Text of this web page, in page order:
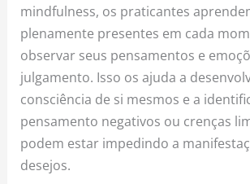
mindfulness, os praticantes
plenamente presentes em cada
observar seus pensamentos e
julgamento. Isso os ajuda a
consciência de si mesmos e a
pensamento negativos ou crenças
podem estar impedindo a
desejos.